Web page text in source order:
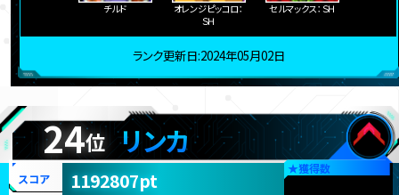
チルド
オレンジピッコロ：
ＳＨ
セルマックス：ＳＨ
ランク更新日:2024年05月02日
24位 リンカ
★獲得数
スコア 1192807pt